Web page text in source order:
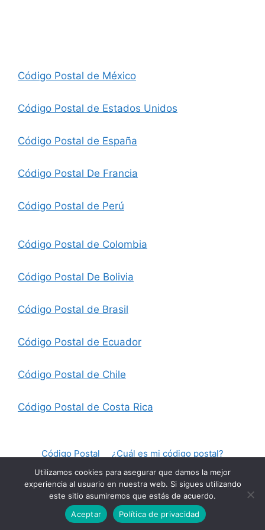
Código Postal de México
Código Postal de Estados Unidos
Código Postal de España
Código Postal De Francia
Código Postal de Perú
Código Postal de Colombia
Código Postal De Bolivia
Código Postal de Brasil
Código Postal de Ecuador
Código Postal de Chile
Código Postal de Costa Rica
Código Postal
¿Cuál es mi código postal?
Acerca De Nosotros
Cookies
AVISO LEGAL
Políticas De Privacidad
© 2026 Codigo Postal • Creado conGeneratePress
Utilizamos cookies para asegurar que damos la mejor
experiencia al usuario en nuestra web. Si sigues utilizando
este sitio asumiremos que estás de acuerdo.
Aceptar
Política de privacidad